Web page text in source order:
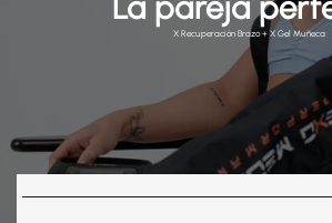
X Recuperación Brazo + X Gel Muñeca